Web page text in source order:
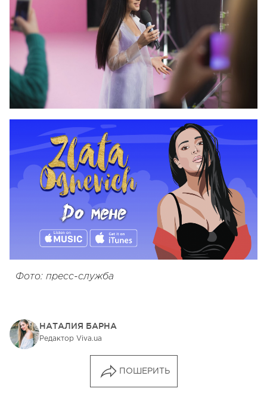
Фото: пресс-служба
НАТАЛИЯ БАРНА
Редактор Viva.ua
ПОШЕРИТЬ